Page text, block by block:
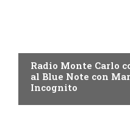
Radio Monte Carlo
al Blue Note con
Incognito